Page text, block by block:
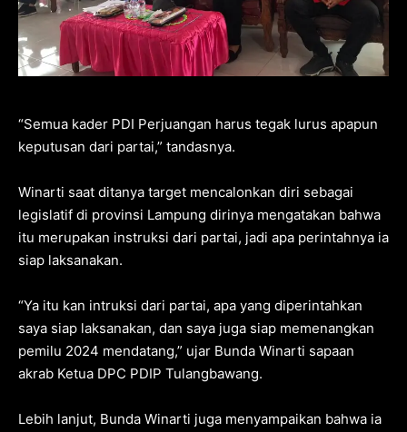
“Semua kader PDI Perjuangan harus tegak lurus apapun
keputusan dari partai,” tandasnya.
Winarti saat ditanya target mencalonkan diri sebagai
legislatif di provinsi Lampung dirinya mengatakan bahwa
itu merupakan instruksi dari partai, jadi apa perintahnya ia
siap laksanakan.
“Ya itu kan intruksi dari partai, apa yang diperintahkan
saya siap laksanakan, dan saya juga siap memenangkan
pemilu 2024 mendatang,” ujar Bunda Winarti sapaan
akrab Ketua DPC PDIP Tulangbawang.
Lebih lanjut, Bunda Winarti juga menyampaikan bahwa ia